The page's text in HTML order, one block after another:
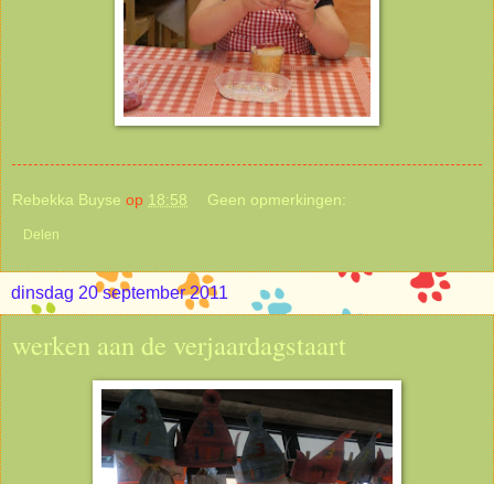
Rebekka Buyse op 18:58 Geen opmerkingen:
Delen
dinsdag 20 september 2011
werken aan de verjaardagstaart